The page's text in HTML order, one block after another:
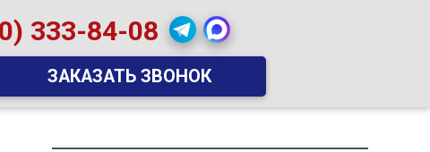
333-84-08
ЗАКАЗАТЬ ЗВОНОК